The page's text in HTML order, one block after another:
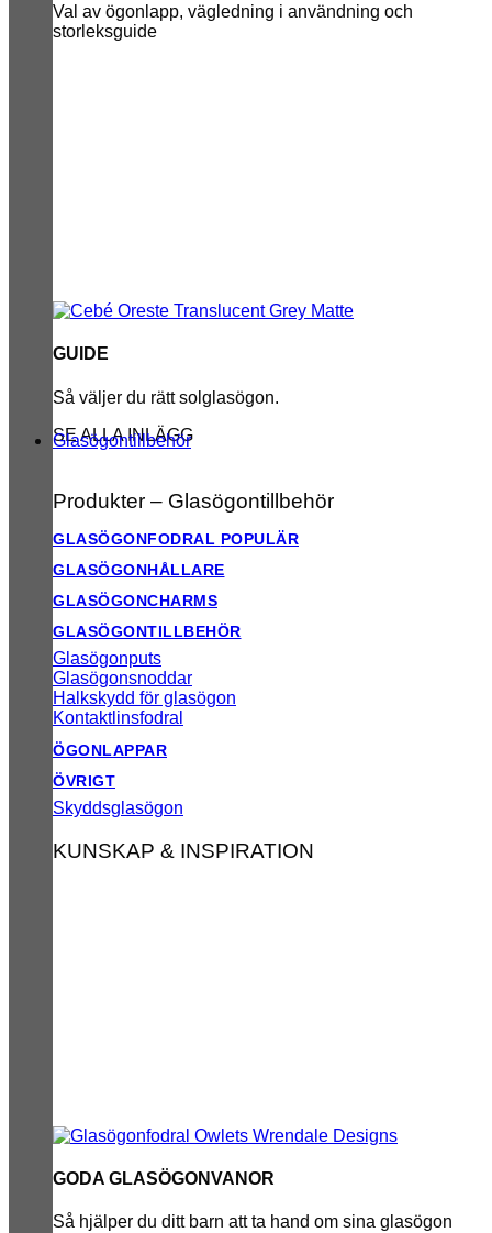
Val av ögonlapp, vägledning i användning och
storleksguide
GUIDE
Så väljer du rätt solglasögon.
SE ALLA INLÄGG
Glasögontillbehör
Produkter – Glasögontillbehör
GLASÖGONFODRAL
GLASÖGONHÅLLARE
GLASÖGONCHARMS
GLASÖGONTILLBEHÖR
Glasögonputs
Glasögonsnoddar
Halkskydd för glasögon
Kontaktlinsfodral
ÖGONLAPPAR
ÖVRIGT
Skyddsglasögon
KUNSKAP & INSPIRATION
GODA GLASÖGONVANOR
Så hjälper du ditt barn att ta hand om sina glasögon